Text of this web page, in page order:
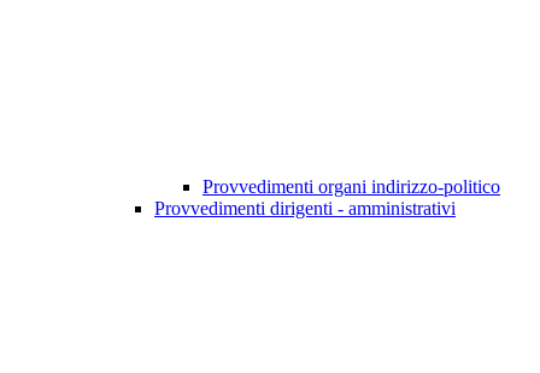
Provvedimenti organi indirizzo-politico
Provvedimenti dirigenti - amministrativi